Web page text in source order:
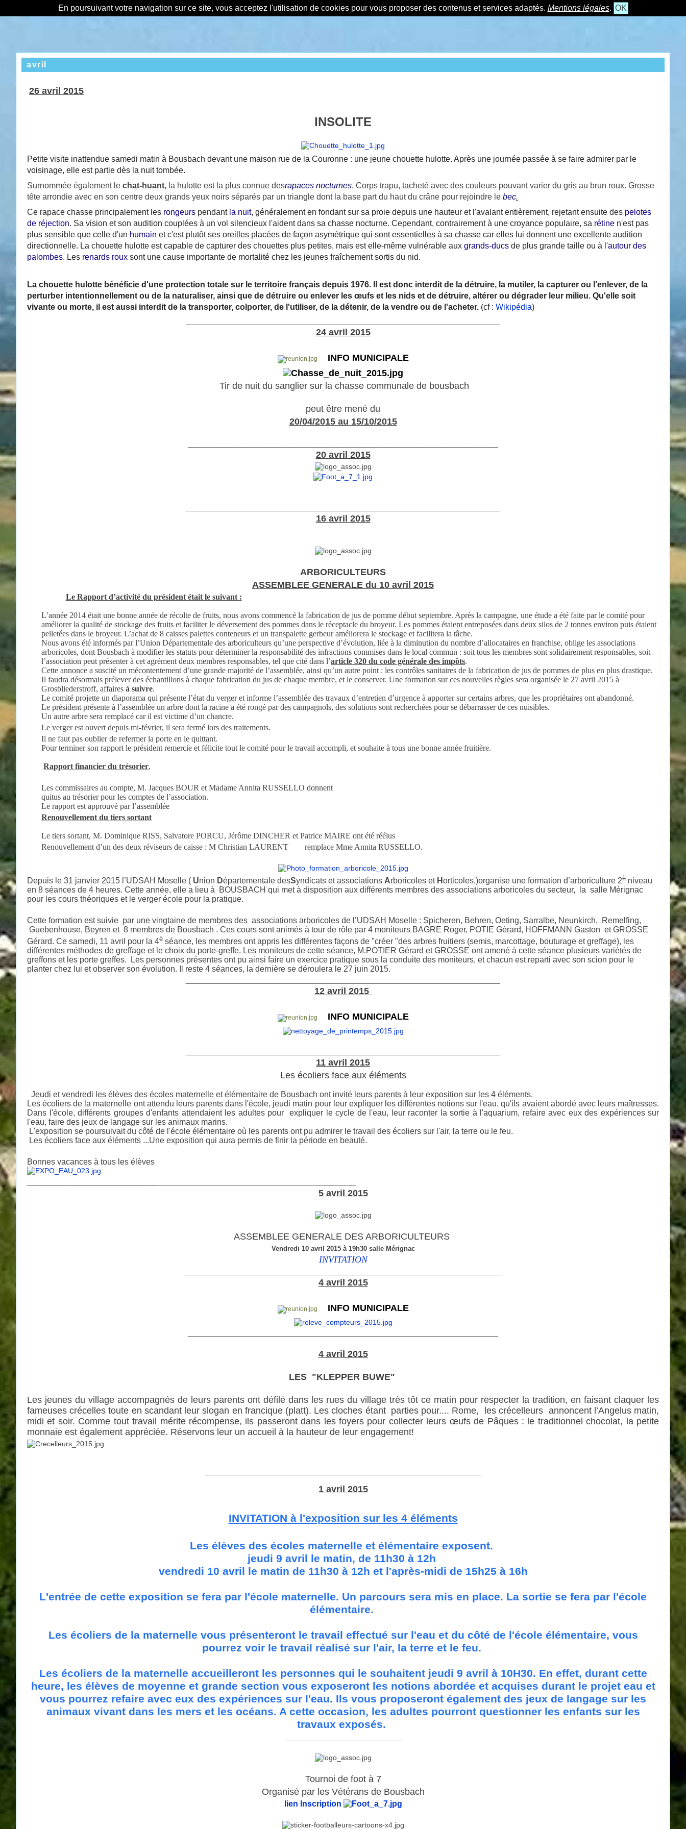
En poursuivant votre navigation sur ce site, vous acceptez l'utilisation de cookies pour vous proposer des contenus et services adaptés. Mentions légales. OK
avril
26 avril 2015
INSOLITE
Petite visite inattendue samedi matin à Bousbach devant une maison rue de la Couronne : une jeune chouette hulotte. Après une journée passée à se faire admirer par le
voisinage, elle est partie dès la nuit tombée.
Surnommée également le chat-huant, la hulotte est la plus connue desrapaces nocturnes. Corps trapu, tacheté avec des couleurs pouvant varier du gris au brun roux. Grosse
tête arrondie avec en son centre deux grands yeux noirs séparés par un triangle dont la base part du haut du crâne pour rejoindre le bec.
Ce rapace chasse principalement les rongeurs pendant la nuit, généralement en fondant sur sa proie depuis une hauteur et l'avalant entièrement, rejetant ensuite des pelotes
de réjection. Sa vision et son audition couplées à un vol silencieux l'aident dans sa chasse nocturne. Cependant, contrairement à une croyance populaire, sa rétine n'est pas
plus sensible que celle d'un humain et c'est plutôt ses oreilles placées de façon asymétrique qui sont essentielles à sa chasse car elles lui donnent une excellente audition
directionnelle. La chouette hulotte est capable de capturer des chouettes plus petites, mais est elle-même vulnérable aux grands-ducs de plus grande taille ou à l'autour des
palombes. Les renards roux sont une cause importante de mortalité chez les jeunes fraîchement sortis du nid.
La chouette hulotte bénéficie d'une protection totale sur le territoire français depuis 1976. Il est donc interdit de la détruire, la mutiler, la capturer ou l'enlever, de la
perturber intentionnellement ou de la naturaliser, ainsi que de détruire ou enlever les œufs et les nids et de détruire, altérer ou dégrader leur milieu. Qu'elle soit
vivante ou morte, il est aussi interdit de la transporter, colporter, de l'utiliser, de la détenir, de la vendre ou de l'acheter. (cf : Wikipédia)
24 avril 2015
INFO MUNICIPALE
Tir de nuit du sanglier sur la chasse communale de bousbach
peut être mené du
20/04/2015 au 15/10/2015
20 avril 2015
16 avril 2015
ARBORICULTEURS
ASSEMBLEE GENERALE du 10 avril 2015
Le Rapport d’activité du président était le suivant :
L’année 2014 était une bonne année de récolte de fruits, nous avons commencé la fabrication de jus de pomme début septembre. Après la campagne, une étude a été faite par le comité pour
améliorer la qualité de stockage des fruits et faciliter le déversement des pommes dans le réceptacle du broyeur. Les pommes étaient entreposées dans deux silos de 2 tonnes environ puis étaient
pelletées dans le broyeur. L’achat de 8 caisses palettes conteneurs et un transpalette gerbeur améliorera le stockage et facilitera la tâche.
Nous avons été informés par l’Union Départementale des arboriculteurs qu’une perspective d’évolution, liée à la diminution du nombre d’allocataires en franchise, oblige les associations
arboricoles, dont Bousbach à modifier les statuts pour déterminer la responsabilité des infractions commises dans le local commun : soit tous les membres sont solidairement responsables, soit
l’association peut présenter à cet agrément deux membres responsables, tel que cité dans l’article 320 du code générale des impôts.
Cette annonce a suscité un mécontentement d’une grande majorité de l’assemblée, ainsi qu’un autre point : les contrôles sanitaires de la fabrication de jus de pommes de plus en plus drastique.
Il faudra désormais prélever des échantillons à chaque fabrication du jus de chaque membre, et le conserver. Une formation sur ces nouvelles règles sera organisée le 27 avril 2015 à
Grosbliederstroff, affairesà suivre.
Le comité projette un diaporama qui présente l’état du verger et informe l’assemblée des travaux d’entretien d’urgence à apporter sur certains arbres, que les propriétaires ont abandonné.
Le président présente à l’assemblée un arbre dont la racine a été rongé par des campagnols, des solutions sont recherchées pour se débarrasser de ces nuisibles.
Un autre arbre sera remplacé car il est victime d’un chancre.
Le verger est ouvert depuis mi-février, il sera fermé lors des traitements.
Il ne faut pas oublier de refermer la porte en le quittant.
Pour terminer son rapport le président remercie et félicite tout le comité pour le travail accompli, et souhaite à tous une bonne année fruitière.
Rapport financier du trésorier,
Les commissaires au compte, M. Jacques BOUR et Madame Annita RUSSELLO donnent
quitus au trésorier pour les comptes de l’association.
Le rapport est approuvé par l’assemblée
Renouvellement du tiers sortant
Le tiers sortant, M. Dominique RISS, Salvatore PORCU, Jérôme DINCHER et Patrice MAIRE ont été réélus
Renouvellement d’un des deux réviseurs de caisse : M Christian LAURENT remplace Mme Annita RUSSELLO.
Depuis le 31 janvier 2015 l’UDSAH Moselle ( Union Départementale desSyndicats et associations Arboricoles et Horticoles,)organise une formation d’arboriculture 2è niveau
en 8 séances de 4 heures. Cette année, elle a lieu à BOUSBACH qui met à disposition aux différents membres des associations arboricoles du secteur, la salle Mérignac
pour les cours théoriques et le verger école pour la pratique.
Cette formation est suivie par une vingtaine de membres des associations arboricoles de l’UDSAH Moselle : Spicheren, Behren, Oeting, Sarralbe, Neunkirch, Remelfing,
Guebenhouse, Beyren et 8 membres de Bousbach . Ces cours sont animés à tour de rôle par 4 moniteurs BAGRE Roger, POTIE Gérard, HOFFMANN Gaston et GROSSE
Gérard. Ce samedi, 11 avril pour la 4è séance, les membres ont appris les différentes façons de "créer "des arbres fruitiers (semis, marcottage, bouturage et greffage), les
différentes méthodes de greffage et le choix du porte-greffe. Les moniteurs de cette séance, M.POTIER Gérard et GROSSE ont amené à cette séance plusieurs variétés de
greffons et les porte greffes. Les personnes présentes ont pu ainsi faire un exercice pratique sous la conduite des moniteurs, et chacun est reparti avec son scion pour le
planter chez lui et observer son évolution. Il reste 4 séances, la dernière se déroulera le 27 juin 2015.
12 avril 2015
INFO MUNICIPALE
11 avril 2015
Les écoliers face aux éléments
Jeudi et vendredi les élèves des écoles maternelle et élémentaire de Bousbach ont invité leurs parents à leur exposition sur les 4 éléments.
Les écoliers de la maternelle ont attendu leurs parents dans l'école, jeudi matin pour leur expliquer les différentes notions sur l'eau, qu'ils avaient abordé avec leurs maîtresses.
Dans l'école, différents groupes d'enfants attendaient les adultes pour expliquer le cycle de l'eau, leur raconter la sortie à l'aquarium, refaire avec eux des expériences sur
l'eau, faire des jeux de langage sur les animaux marins.
L'exposition se poursuivait du côté de l'école élémentaire où les parents ont pu admirer le travail des écoliers sur l'air, la terre ou le feu.
Les écoliers face aux éléments ...Une exposition qui aura permis de finir la période en beauté.
Bonnes vacances à tous les élèves
5 avril 2015
ASSEMBLEE GENERALE DES ARBORICULTEURS
Vendredi 10 avril 2015 à 19h30 salle Mérignac
INVITATION
4 avril 2015
INFO MUNICIPALE
4 avril 2015
LES "KLEPPER BUWE"
Les jeunes du village accompagnés de leurs parents ont défilé dans les rues du village très tôt ce matin pour respecter la tradition, en faisant claquer les
fameuses crécelles toute en scandant leur slogan en francique (platt). Les cloches étant parties pour.... Rome, les crécelleurs annoncent l’Angelus matin,
midi et soir. Comme tout travail mérite récompense, ils passeront dans les foyers pour collecter leurs œufs de Pâques : le traditionnel chocolat, la petite
monnaie est également appréciée. Réservons leur un accueil à la hauteur de leur engagement!
1 avril 2015
INVITATION à l'exposition sur les 4 éléments
Les élèves des écoles maternelle et élémentaire exposent.
jeudi 9 avril le matin, de 11h30 à 12h
vendredi 10 avril le matin de 11h30 à 12h et l'après-midi de 15h25 à 16h
L'entrée de cette exposition se fera par l'école maternelle. Un parcours sera mis en place. La sortie se fera par l'école
élémentaire.
Les écoliers de la maternelle vous présenteront le travail effectué sur l'eau et du côté de l'école élémentaire, vous
pourrez voir le travail réalisé sur l'air, la terre et le feu.
Les écoliers de la maternelle accueilleront les personnes qui le souhaitent jeudi 9 avril à 10H30. En effet, durant cette
heure, les élèves de moyenne et grande section vous exposeront les notions abordée et acquises durant le projet eau et
vous pourrez refaire avec eux des expériences sur l'eau. Ils vous proposeront également des jeux de langage sur les
animaux vivant dans les mers et les océans. A cette occasion, les adultes pourront questionner les enfants sur les
travaux exposés.
Tournoi de foot à 7
Organisé par les Vétérans de Bousbach
lien Inscription